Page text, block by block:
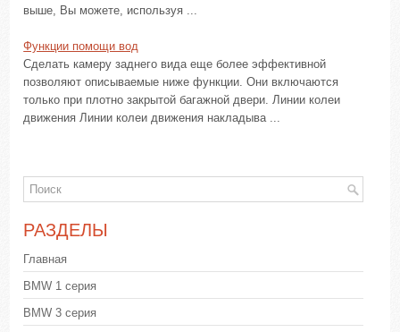
выше, Вы можете, используя ...
Функции помощи вод
Сделать камеру заднего вида еще более эффективной
позволяют описываемые ниже функции. Они включаются
только при плотно закрытой багажной двери. Линии колеи
движения Линии колеи движения накладыва ...
РАЗДЕЛЫ
Главная
BMW 1 серия
BMW 3 серия